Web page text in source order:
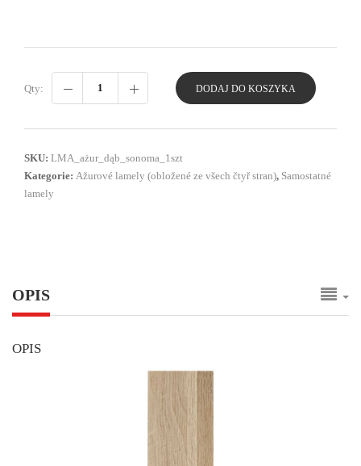
Qty: DODAJ DO KOSZYKA
SKU: LMA_ażur_dąb_sonoma_1szt
Kategorie: Ažurové lamely (obložené ze všech čtyř stran), Samostatné
lamely
OPIS
OPIS